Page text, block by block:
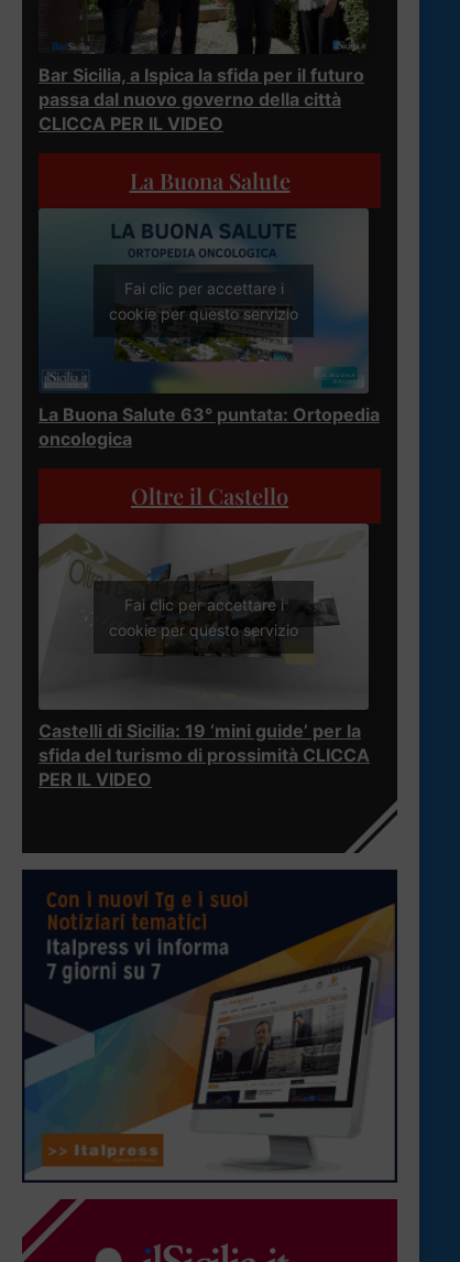
Bar Sicilia, a Ispica la sfida per il futuro
passa dal nuovo governo della città
CLICCA PER IL VIDEO
La Buona Salute
Fai clic per accettare i
cookie per questo servizio
La Buona Salute 63° puntata: Ortopedia
oncologica
Oltre il Castello
Fai clic per accettare i
cookie per questo servizio
Castelli di Sicilia: 19 ‘mini guide’ per la
sfida del turismo di prossimità CLICCA
PER IL VIDEO